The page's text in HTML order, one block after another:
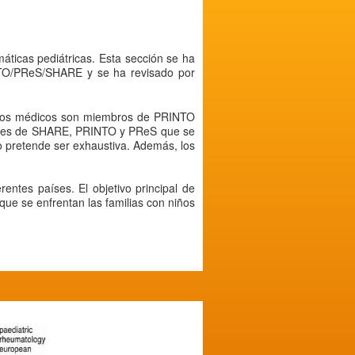
pediátricas. Esta sección se ha
PReS/SHARE y se ha revisado por
médicos son miembros de PRINTO
de SHARE, PRINTO y PReS que se
ser exhaustiva. Además, los
países. El objetivo principal de
se enfrentan las familias con niños